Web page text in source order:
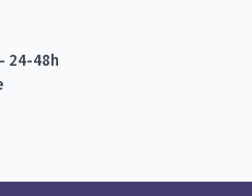
24-48h